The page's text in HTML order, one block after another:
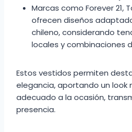
Marcas como Forever 21,
ofrecen diseños
chileno, considerando
locales y combinaciones
Estos vestidos permiten
elegancia, aportando un look
adecuado a la ocasión,
presencia.